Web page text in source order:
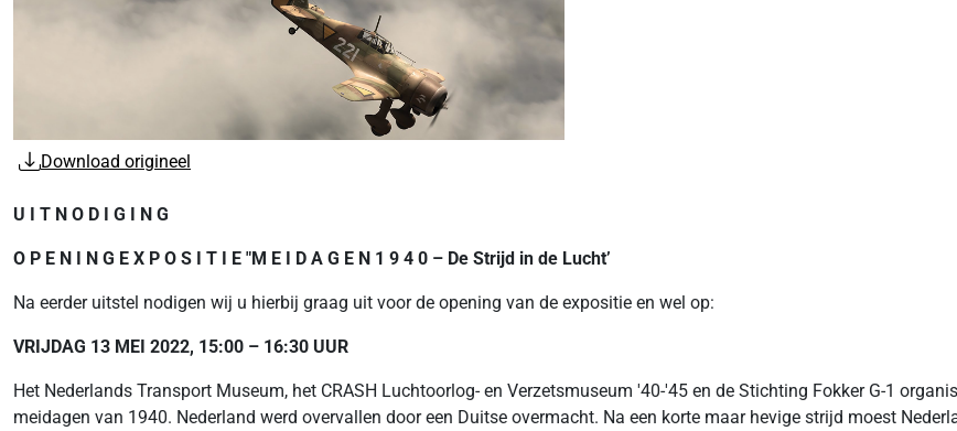
Download origineel
U I T N O D I G I N G
O P E N I N G E X P O S I T I E "M E I D A G E N 1 9 4 0 – De Strijd in de Lucht’
Na eerder uitstel nodigen wij u hierbij graag uit voor de opening van de expositie en wel op:
VRIJDAG 13 MEI 2022, 15:00 – 16:30 UUR
Het Nederlands Transport Museum, het CRASH Luchtoorlog- en Verzetsmuseum '40-'45 en de Stichting Fokker G-1
meidagen van 1940. Nederland werd overvallen door een Duitse overmacht. Na een korte maar hevige strijd moest